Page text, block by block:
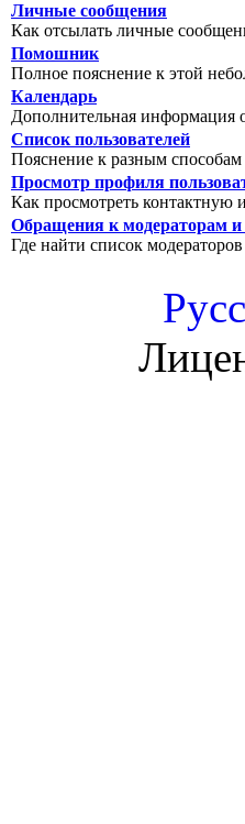
Личные сообщения
Как отсылать личные
Помошник
Полное пояснение к этой
Календарь
Дополнительная информация
Список пользователей
Пояснение к разным
Просмотр профиля
Как просмотреть контактную
Обращения к модераторам
Где найти список